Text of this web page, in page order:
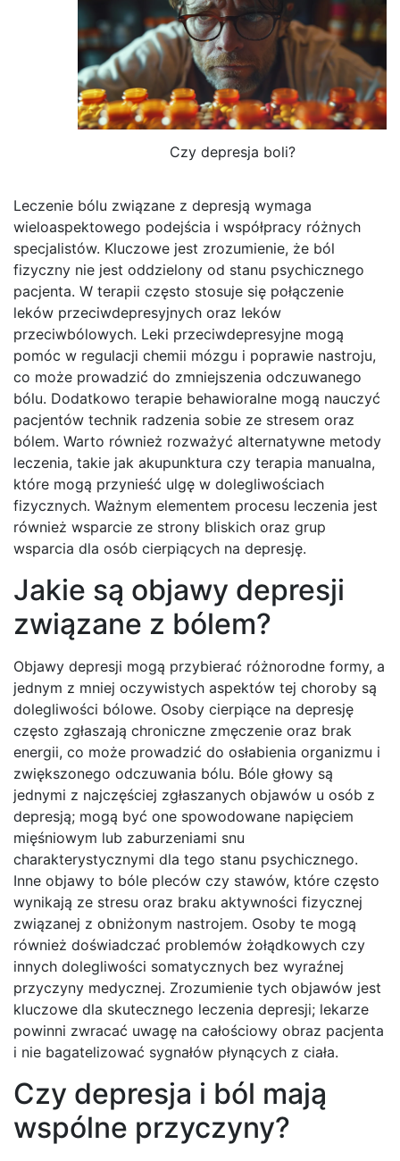
Czy depresja boli?
Leczenie bólu związane z depresją wymaga
wieloaspektowego podejścia i współpracy różnych
specjalistów. Kluczowe jest zrozumienie, że ból
fizyczny nie jest oddzielony od stanu psychicznego
pacjenta. W terapii często stosuje się połączenie
leków przeciwdepresyjnych oraz leków
przeciwbólowych. Leki przeciwdepresyjne mogą
pomóc w regulacji chemii mózgu i poprawie nastroju,
co może prowadzić do zmniejszenia odczuwanego
bólu. Dodatkowo terapie behawioralne mogą nauczyć
pacjentów technik radzenia sobie ze stresem oraz
bólem. Warto również rozważyć alternatywne metody
leczenia, takie jak akupunktura czy terapia manualna,
które mogą przynieść ulgę w dolegliwościach
fizycznych. Ważnym elementem procesu leczenia jest
również wsparcie ze strony bliskich oraz grup
wsparcia dla osób cierpiących na depresję.
Jakie są objawy depresji
związane z bólem?
Objawy depresji mogą przybierać różnorodne formy, a
jednym z mniej oczywistych aspektów tej choroby są
dolegliwości bólowe. Osoby cierpiące na depresję
często zgłaszają chroniczne zmęczenie oraz brak
energii, co może prowadzić do osłabienia organizmu i
zwiększonego odczuwania bólu. Bóle głowy są
jednymi z najczęściej zgłaszanych objawów u osób z
depresją; mogą być one spowodowane napięciem
mięśniowym lub zaburzeniami snu
charakterystycznymi dla tego stanu psychicznego.
Inne objawy to bóle pleców czy stawów, które często
wynikają ze stresu oraz braku aktywności fizycznej
związanej z obniżonym nastrojem. Osoby te mogą
również doświadczać problemów żołądkowych czy
innych dolegliwości somatycznych bez wyraźnej
przyczyny medycznej. Zrozumienie tych objawów jest
kluczowe dla skutecznego leczenia depresji; lekarze
powinni zwracać uwagę na całościowy obraz pacjenta
i nie bagatelizować sygnałów płynących z ciała.
Czy depresja i ból mają
wspólne przyczyny?